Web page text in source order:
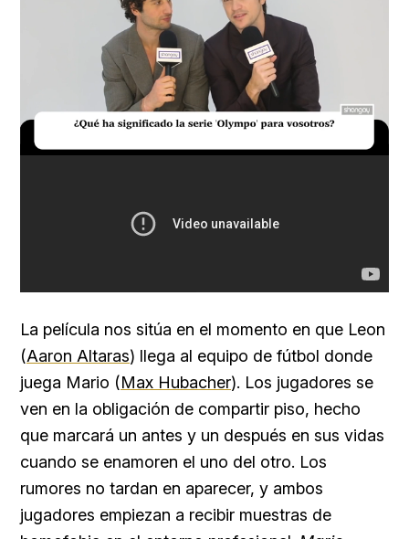
16.54%
La película nos sitúa en el momento en que Leon
(Aaron Altaras) llega al equipo de fútbol donde
juega Mario (Max Hubacher). Los jugadores se
ven en la obligación de compartir piso, hecho
que marcará un antes y un después en sus vidas
cuando se enamoren el uno del otro. Los
rumores no tardan en aparecer, y ambos
jugadores empiezan a recibir muestras de